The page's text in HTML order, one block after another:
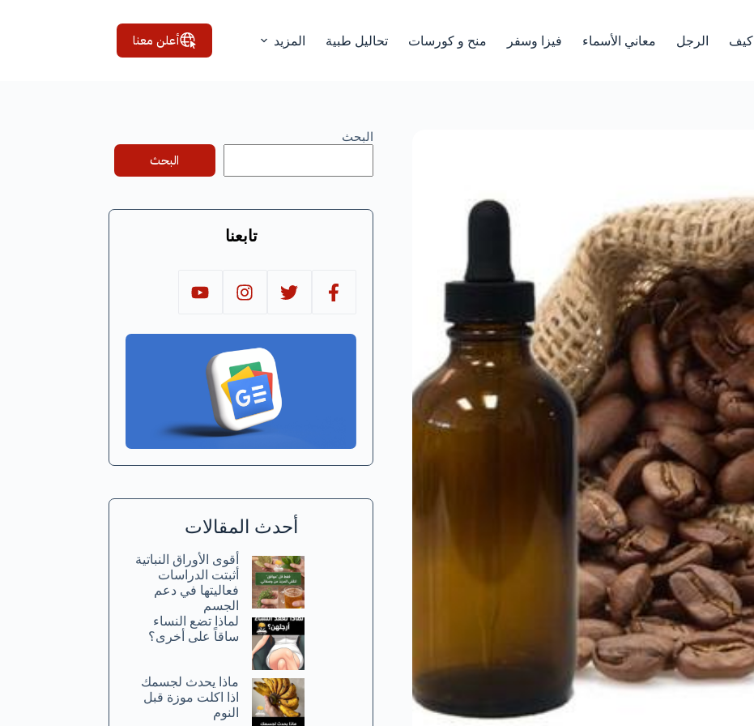
كيف الرجل معاني الأسماء فيزا وسفر منح و كورسات تحاليل طبية المزيد أعلن معنا
البحث
البحث
تابعنا
أحدث المقالات
أقوى الأوراق النباتية
أثبتت الدراسات
فعاليتها في دعم
الجسم
لماذا تضع النساء
ساقاً على أخرى؟
ماذا يحدث لجسمك
اذا اكلت موزة قبل
النوم